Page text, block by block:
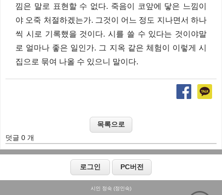
낌은 말로 표현할 수 없다. 죽음이 코앞에 닿은 느낌이
야 오죽 처절하겠는가. 그것이 어느 정도 지나면서 하나
씩 시로 기록했을 것이다. 시를 쓸 수 있다는 것이야말
로 얼마나 좋은 일인가. 그 지옥 같은 체험이 이렇게 시
집으로 묶여 나올 수 있으니 말이다.
덧글 0 개
시인 정숙 (정인숙)